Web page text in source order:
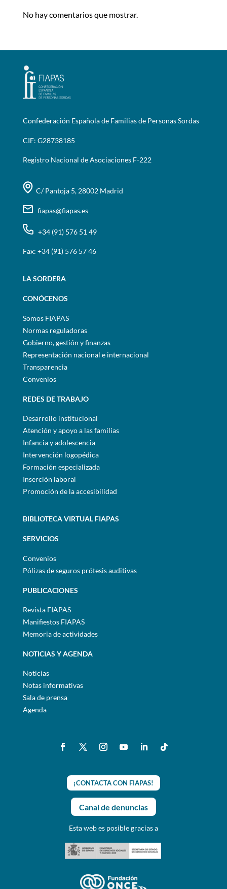
No hay comentarios que mostrar.
Confederación Española de Familias de Personas Sordas
CIF: G28738185
Registro Nacional de Asociaciones F-222
C/ Pantoja 5, 28002 Madrid
fiapas@fiapas.es
+34 (91) 576 51 49
Fax: +34 (91) 576 57 46
LA SORDERA
CONÓCENOS
Somos FIAPAS
Normas reguladoras
Gobierno, gestión y finanzas
Representación nacional e internacional
Transparencia
Convenios
REDES DE TRABAJO
Desarrollo institucional
Atención y apoyo a las familias
Infancia y adolescencia
Intervención logopédica
Formación especializada
Inserción laboral
Promoción de la accesibilidad
BIBLIOTECA VIRTUAL FIAPAS
SERVICIOS
Convenios
Pólizas de seguros prótesis auditivas
PUBLICACIONES
Revista FIAPAS
Manifiestos FIAPAS
Memoria de actividades
NOTICIAS Y AGENDA
Noticias
Notas informativas
Sala de prensa
Agenda
¡CONTACTA CON FIAPAS!
Canal de denuncias
Esta web es posible gracias a